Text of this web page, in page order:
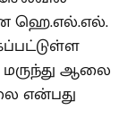
ஹெ.எல்.எல்.
மருந்து ஆலை
என்பது